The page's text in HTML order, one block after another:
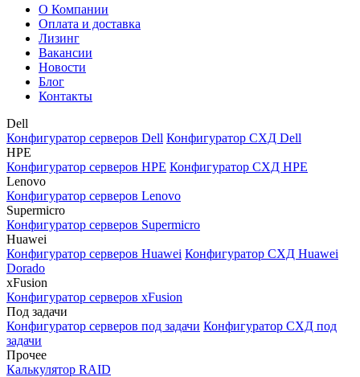
О Компании
Оплата и доставка
Лизинг
Вакансии
Новости
Блог
Контакты
Dell
Конфигуратор серверов Dell Конфигуратор СХД Dell
HPE
Конфигуратор серверов HPE Конфигуратор СХД HPE
Lenovo
Конфигуратор серверов Lenovo
Supermicro
Конфигуратор серверов Supermicro
Huawei
Конфигуратор серверов Huawei Конфигуратор СХД Huawei
Dorado
xFusion
Конфигуратор серверов xFusion
Под задачи
Конфигуратор серверов под задачи Конфигуратор СХД под
задачи
Прочее
Калькулятор RAID